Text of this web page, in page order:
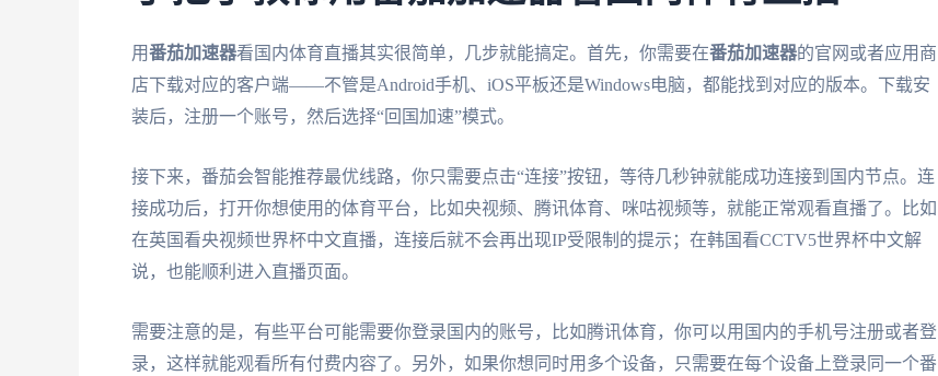
用番茄加速器看国内体育直播其实很简单，几步就能搞定。首先，你需要在番茄加速器的官网或者应用商
店下载对应的客户端——不管是Android手机、iOS平板还是Windows电脑，都能找到对应的版本。下载安
装后，注册一个账号，然后选择“回国加速”模式。
接下来，番茄会智能推荐最优线路，你只需要点击“连接”按钮，等待几秒钟就能成功连接到国内节点。连
接成功后，打开你想使用的体育平台，比如央视频、腾讯体育、咪咕视频等，就能正常观看直播了。比如
在英国看央视频世界杯中文直播，连接后就不会再出现IP受限制的提示；在韩国看CCTV5世界杯中文解
说，也能顺利进入直播页面。
需要注意的是，有些平台可能需要你登录国内的账号，比如腾讯体育，你可以用国内的手机号注册或者登
录，这样就能观看所有付费内容了。另外，如果你想同时用多个设备，只需要在每个设备上登录同一个番